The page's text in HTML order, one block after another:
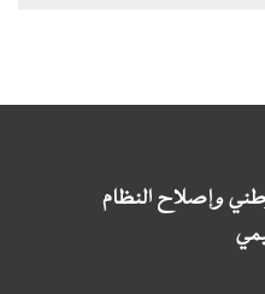
وإصلاح النظام